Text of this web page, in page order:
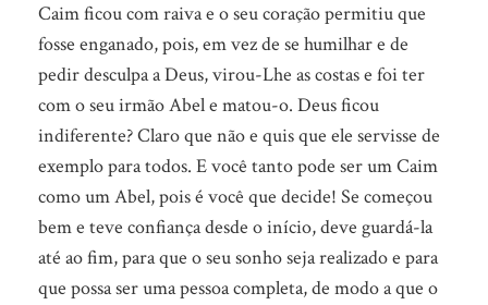
Caim ficou com raiva e o seu coração permitiu que
fosse enganado, pois, em vez de se humilhar e de
pedir desculpa a Deus, virou-Lhe as costas e foi ter
com o seu irmão Abel e matou-o. Deus ficou
indiferente? Claro que não e quis que ele servisse de
exemplo para todos. E você tanto pode ser um Caim
como um Abel, pois é você que decide! Se começou
bem e teve confiança desde o início, deve guardá-la
até ao fim, para que o seu sonho seja realizado e para
que possa ser uma pessoa completa, de modo a que o